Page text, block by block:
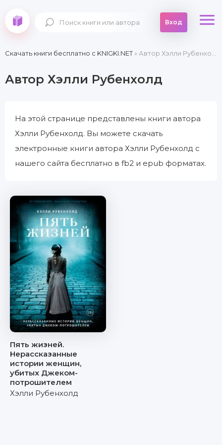
Вход
Скачать книги бесплатно c KNIGKI.NET» Автор Хэлли Рубенхолд
Автор Хэлли Рубенхолд
На этой странице представлены книги автора
Хэлли Рубенхолд. Вы можете скачать
электронные книги автора Хэлли Рубенхолд с
нашего сайта бесплатно в fb2 и epub форматах.
Пять жизней.
Нерассказанные
истории женщин,
убитых Джеком-
потрошителем
Хэлли Рубенхолд